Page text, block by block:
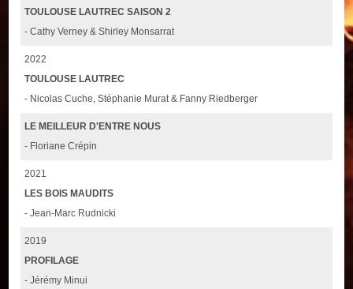
TOULOUSE LAUTREC SAISON 2
- Cathy Verney & Shirley Monsarrat
2022
TOULOUSE LAUTREC
- Nicolas Cuche, Stéphanie Murat & Fanny Riedberger
LE MEILLEUR D'ENTRE NOUS
- Floriane Crépin
2021
LES BOIS MAUDITS
- Jean-Marc Rudnicki
2019
PROFILAGE
- Jérémy Minui